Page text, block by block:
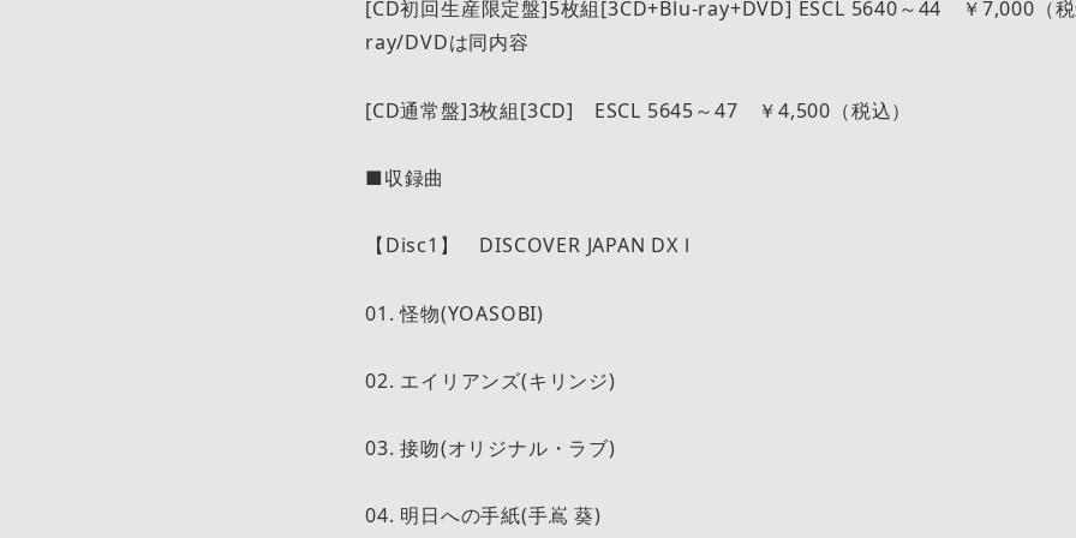
[CD初回生産限定盤]5枚組[3CD+Blu-ray+DVD] ESCL 5640～44 ￥7,000（
ray/DVDは同内容
[CD通常盤]3枚組[3CD] ESCL 5645～47 ￥4,500（税込）
■収録曲
【Disc1】 DISCOVER JAPAN DX Ⅰ
01. 怪物(YOASOBI)
02. エイリアンズ(キリンジ)
03. 接吻(オリジナル・ラブ)
04. 明日への手紙(手嶌 葵)